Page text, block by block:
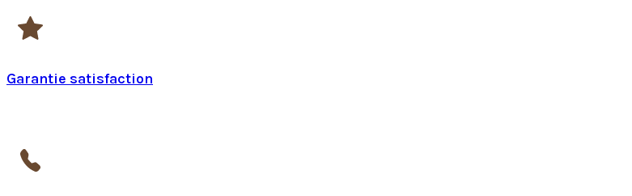
Garantie satisfaction